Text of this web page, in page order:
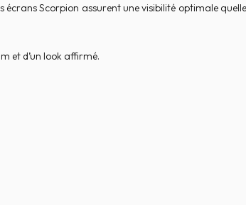
Scorpion assurent une visibilité optimale
et d’un look affirmé.